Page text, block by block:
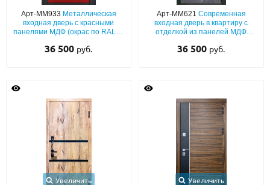
Арт-ММ933 Металлическая
входная дверь с красными
панелями МДФ (окрас по RAL) и
шумоизоляцией)
36 500 руб.
Арт-ММ621 Современная
входная дверь в квартиру с
отделкой из панелей МДФ
36 500 руб.
Увеличить Увеличить